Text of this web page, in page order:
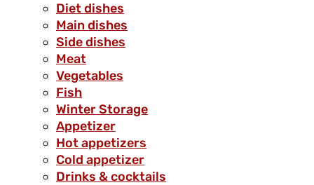
Diet dishes
Main dishes
Side dishes
Meat
Vegetables
Fish
Winter Storage
Аppetizer
Hot appetizers
Cold appetizer
Drinks & cocktails